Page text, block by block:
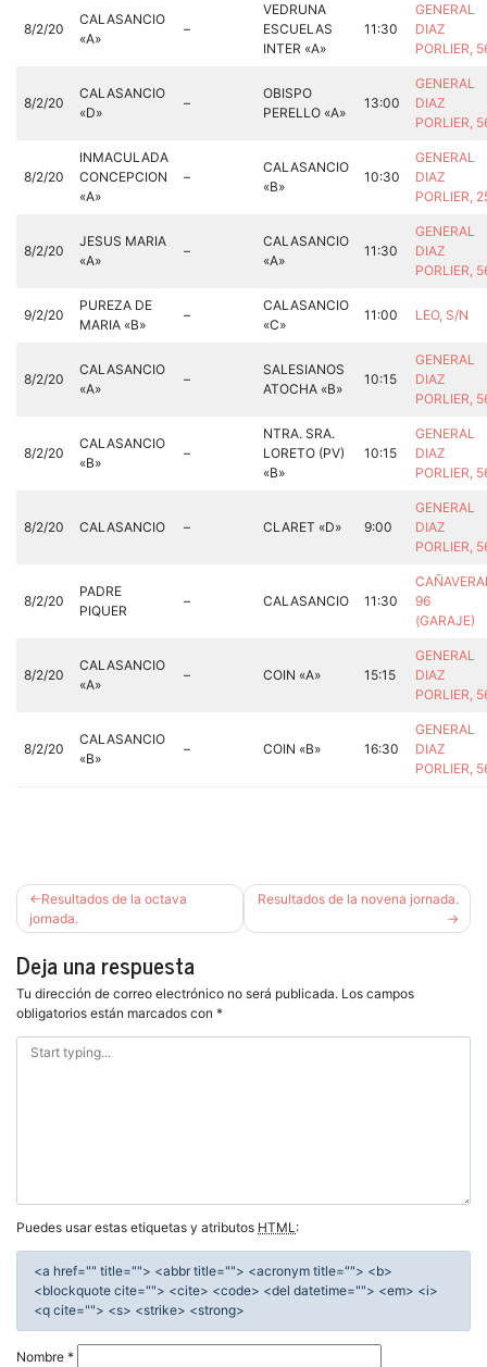
8/2/20
CALASANCIO
«A»
–
VEDRUNA
ESCUELAS
INTER «A»
11:30
GENERAL
DIAZ
PORLIER,
8/2/20
CALASANCIO
«D»
–
OBISPO
PERELLO «A»
13:00
GENERAL
DIAZ
PORLIER,
8/2/20
INMACULADA
CONCEPCION
«A»
–
CALASANCIO
«B»
10:30
GENERAL
DIAZ
PORLIER,
8/2/20
JESUS MARIA
«A»
–
CALASANCIO
«A»
11:30
GENERAL
DIAZ
PORLIER,
9/2/20
PUREZA DE
MARIA «B»
–
CALASANCIO
«C»
11:00 LEO, S/N
8/2/20
CALASANCIO
«A»
–
SALESIANOS
ATOCHA «B»
10:15
GENERAL
DIAZ
PORLIER,
8/2/20
CALASANCIO
«B»
–
NTRA. SRA.
LORETO (PV)
«B»
10:15
GENERAL
DIAZ
PORLIER,
8/2/20 CALASANCIO – CLARET «D» 9:00
GENERAL
DIAZ
PORLIER,
8/2/20
PADRE
PIQUER
– CALASANCIO 11:30
96
(GARAJE)
8/2/20
CALASANCIO
«A»
– COIN «A» 15:15
GENERAL
DIAZ
PORLIER,
8/2/20
CALASANCIO
«B»
– COIN «B» 16:30
GENERAL
DIAZ
PORLIER,
Navegación
de
entradas
Resultados de la octava
jornada.
Resultados de la novena jornada.
Deja una respuesta
Tu dirección de correo electrónico no será publicada. Los campos
obligatorios están marcados con *
Puedes usar estas etiquetas y atributos HTML:
<a href="" title=""> <abbr title=""> <acronym title=""> <b>
<blockquote cite=""> <cite> <code> <del datetime=""> <em> <i>
<q cite=""> <s> <strike> <strong>
Nombre *